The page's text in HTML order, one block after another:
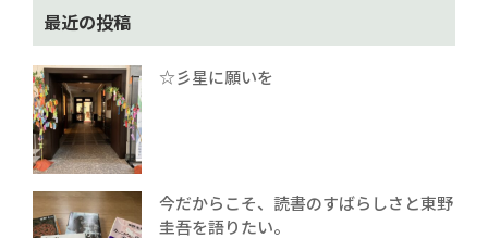
最近の投稿
☆彡星に願いを
今だからこそ、読書のすばらしさと東野
圭吾を語りたい。